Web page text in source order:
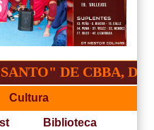
DE CBBA, DERROTA
Cultura
Biblioteca